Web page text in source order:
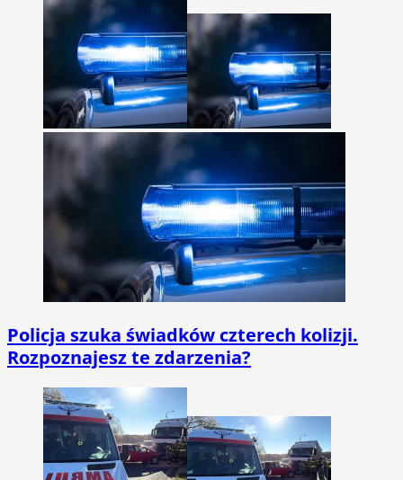
Policja szuka świadków czterech kolizji.
Rozpoznajesz te zdarzenia?